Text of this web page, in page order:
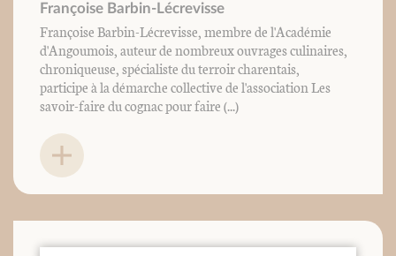
Françoise Barbin-Lécrevisse
Françoise Barbin-Lécrevisse, membre de l'Académie
d'Angoumois, auteur de nombreux ouvrages culinaires,
chroniqueuse, spécialiste du terroir charentais,
participe à la démarche collective de l'association Les
savoir-faire du cognac pour faire (...)